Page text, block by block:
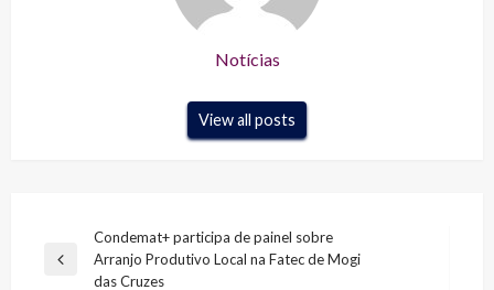
Notícias
View all posts
Navegação
de
Previous
Condemat+ participa de painel sobre
Arranjo Produtivo Local na Fatec de Mogi
das Cruzes